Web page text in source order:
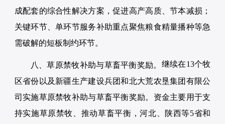
成配套的综合性解决方案，促进高产高质、节本减损；
关键环节、单环节服务补助重点聚焦粮食精量播种等急
需破解的短板制约环节。
八、草原禁牧补助与草畜平衡奖励。 继续在13个牧
区省份以及新疆生产建设兵团和北大荒农垦集团有限公
司实施草原禁牧补助与草畜平衡奖励。资金主要用于支
持实施草原禁牧、推动草畜平衡，河北、陕西等5省和